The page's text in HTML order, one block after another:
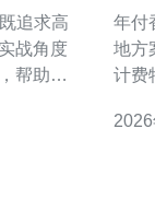
追求高
战角度
帮助你
年付
地方
计费
机或最小